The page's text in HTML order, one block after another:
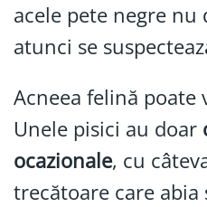
acele pete negre nu
atunci se
Acneea felină poate
Unele pisici au doar
ocazionale, cu
trecătoare care abia